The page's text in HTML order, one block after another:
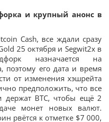
и крупный анонс в
Cash, все ждали сразу
25 октября и Segwit2x в
назначается на
его дата и время
от изменения хэшрейта
предположить, что все
держат BTC, чтобы ещё 2
монет новых валют.
рвётся к отметке $7 000,